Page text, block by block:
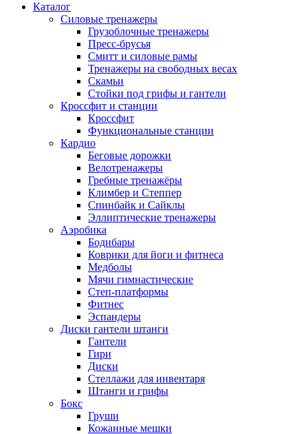
Каталог
Силовые тренажеры
Грузоблочные тренажеры
Пресс-брусья
Смитт и силовые рамы
Тренажеры на свободных весах
Скамьи
Стойки под грифы и гантели
Кроссфит и станции
Кроссфит
Функциональные станции
Кардио
Беговые дорожки
Велотренажеры
Гребные тренажёры
Климбер и Степпер
Спинбайк и Сайклы
Эллиптические тренажеры
Аэробика
Бодибары
Коврики для йоги и фитнеса
Медболы
Мячи гимнастические
Степ-платформы
Фитнес
Эспандеры
Диски гантели штанги
Гантели
Гири
Диски
Стеллажи для инвентаря
Штанги и грифы
Бокс
Груши
Кожанные мешки